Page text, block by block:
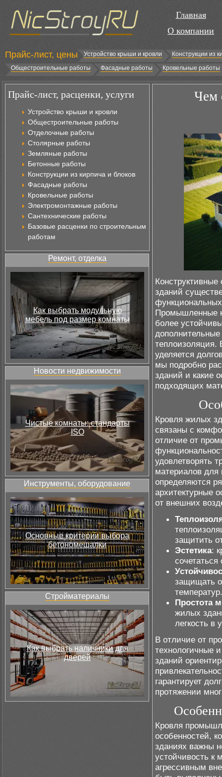
Главная
О компании
Прайс-лист, цены Устройство крыши и кровли
Конструкции из
Общестроительные работы
Фасадные работы Кровельные работы
Прайс-лист, расценки, услуги
Устройство крыши и кровли
Общестроительные работы
Отделочные работы
Столярные работы
Земляные работы
Бетонные работы
Конструкции из кирпича и блоков
Фасадные работы
Кровельные работы
Электромонтажные работы
Сантехнические работы
Базовые расценки по строительным
работам
Ремонт, отделка
Как выбрать модульную
мебель под размер комнаты
Новости недвижимости
Чистые комнаты: стандарты
ISO
Инструменты, оборудование
Основные критерии выбора
бетономешалки
Стройматериалы
Как выбрать наличники для
дверей
Чем
зданий
Промышленные
более
теплоизоляция.
уделяется
мы подробно
зданий и какие
подходящих
Кровля жилых
связаны с
отличие от
удовлетворять
материалов для
определяются
архитектурные
от внешних
защитить
Эстетика:
защищать
температур.
Простота
жилых
легкость в
В отличие от
технологичные
зданий
гарантирует
протяжении
Кровля
особенностей,
зданиях важны
устойчивость к
агрессивным